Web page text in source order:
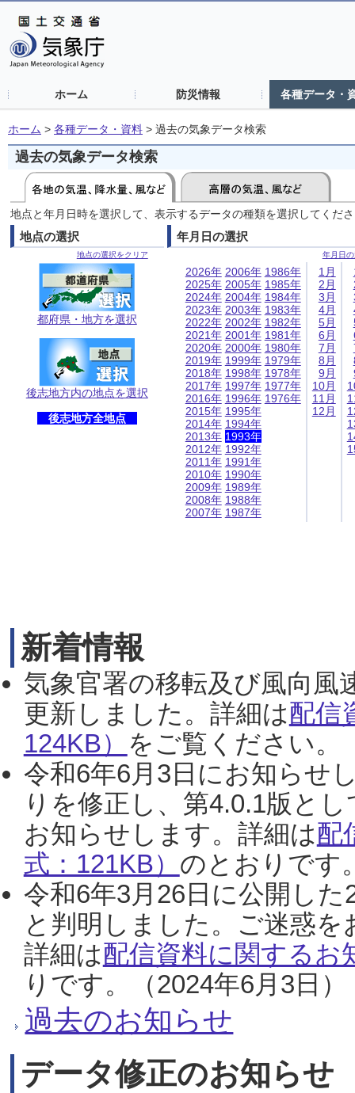
ホーム 防災情報 各種データ・
ホーム > 各種データ・資料 > 過去の気象データ検索
過去の気象データ検索
地点と年月日時を選択して、表示するデータの種類を選択してくだ
地点の選択
地点の選択をクリア
都府県・地方を選択
後志地方内の地点を選択
後志地方全地点
年月日の選択
年月日
2026年
2025年
2024年
2023年
2022年
2021年
2020年
2019年
2018年
2017年
2016年
2015年
2014年
2013年
2012年
2011年
2010年
2009年
2008年
2007年
2006年
2005年
2004年
2003年
2002年
2001年
2000年
1999年
1998年
1997年
1996年
1995年
1994年
1993年
1992年
1991年
1990年
1989年
1988年
1987年
1986年
1985年
1984年
1983年
1982年
1981年
1980年
1979年
1978年
1977年
1976年
1月
2月
3月
4月
5月
6月
7月
8月
9月
10月
11月
12月
新着情報
気象官署の移転及び風向風
更新しました。詳細は配信
124KB） をご覧ください。
令和6年6月3日にお知らせ
りを修正し、第4.0.1版と
お知らせします。詳細は配
式：121KB） のとおりです
令和6年3月26日に公開し
と判明しました。ご迷惑
詳細は配信資料に関するお
りです。（2024年6月3日）
過去のお知らせ
データ修正のお知らせ